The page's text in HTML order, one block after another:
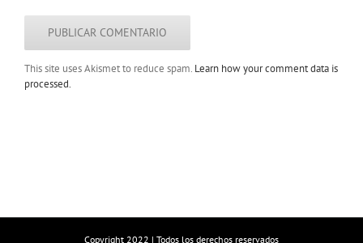
This site uses Akismet to reduce spam. Learn how your comment data is
processed.
Copyright 2022 | Todos los derechos reservados